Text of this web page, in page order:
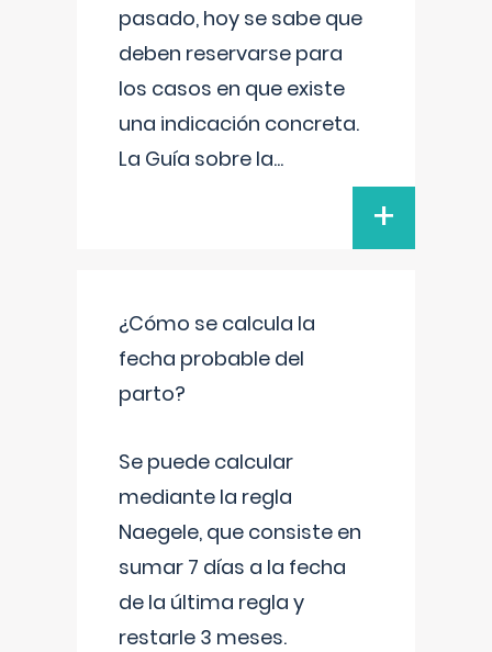
pasado, hoy se sabe que
deben reservarse para
los casos en que existe
una indicación concreta.
La Guía sobre la...
+
¿Cómo se calcula la
fecha probable del
parto?
Se puede calcular
mediante la regla
Naegele, que consiste en
sumar 7 días a la fecha
de la última regla y
restarle 3 meses.